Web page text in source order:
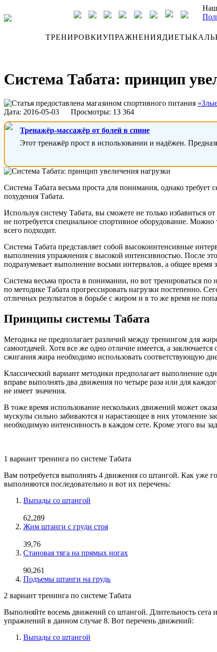
ТРЕНИРОВКИУПРАЖНЕНИЯДИЕТЫ
Система Табата: принцип
Статья предоставлена магазином спортивного питания
Дата: 2016-05-03 Просмотры: 13 364
Тренажёр-массажёр от болей в спине
Этот тренажёр прост в использовании и надёжен.
Система Табата весьма проста для понимания, однако
похудения Табата.
Используя систему Табата, вы сможете не только
не потребуется специальное спортивное оборудование.
всего подходит.
Система Табата представляет собой высокоинтенсивные
выполнения упражнения с высокой интенсивностью. После
подразумевает выполнение восьми интервалов, а общее время
Система весьма проста в понимании, но вот тренироваться
по методике Табата прогрессировать нагрузки постепенно.
отличных результатов в борьбе с жиром и в то же время не
Принципы системы Табата
Методика не предполагает различий между тренингом для
самоотдачей. Хотя все же одно отличие имеется, а заключается
сжигания жира необходимо использовать соответствующую
Классический вариант методики предполагает выполнение
вправе выполнять два движения по четыре раза или для
не имеет значения.
В тоже время использование нескольких движений может
мускулы сильно забиваются и нарастающее в них утомление
необходимую интенсивность в каждом сете. Кроме этого вы
1 вариант тренинга по системе Табата
Вам потребуется выполнять 4 движения со штангой. Как уже
выполняются последовательно и вот их перечень:
Выпады со штангой
62,289
Жим штанги с груди стоя
39,76
Становая тяга на прямых ногах
90,261
Подъемы штанги на грудь
2 вариант тренинга по системе Табата
Выполняйте восемь движений со штангой. Длительность сета
упражнений в данном случае 8. Вот перечень движений:
Выпады со штангой